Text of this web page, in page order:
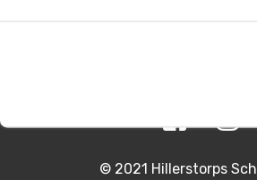
0370 – 225 08
© 2021 Hillerstorps